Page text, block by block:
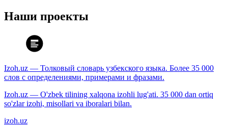
Наши проекты
Izoh.uz — Толковый словарь узбекского языка. Более 35 000
слов с определениями, примерами и фразами.
Izoh.uz — O'zbek tilining xalqona izohli lug'ati. 35 000 dan ortiq
so'zlar izohi, misollari va iboralari bilan.
izoh.uz